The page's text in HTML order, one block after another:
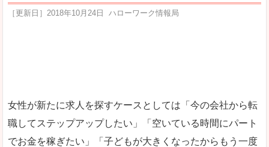
［更新日］ 2018年10月24日 ハローワーク情報局
女性が新たに求人を探すケースとしては「今の会社から転
職してステップアップしたい」「空いている時間にパート
でお金を稼ぎたい」「子どもが大きくなったからもう一度